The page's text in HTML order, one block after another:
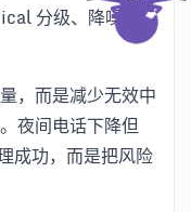
分级、降噪和
，而是减少无效中
夜间电话下降但
成功，而是把风险